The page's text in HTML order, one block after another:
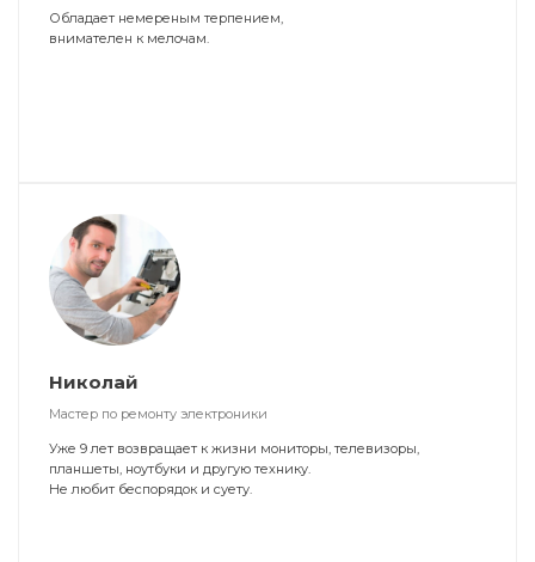
Обладает немереным терпением,
внимателен к мелочам.
Николай
Мастер по ремонту электроники
Уже 9 лет возвращает к жизни мониторы, телевизоры,
планшеты, ноутбуки и другую технику.
Не любит беспорядок и суету.